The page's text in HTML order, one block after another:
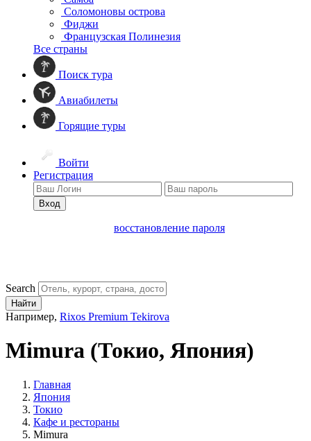
Соломоновы острова
Фиджи
Французская Полинезия
Все страны
Поиск тура
Авиабилеты
Горящие туры
Войти
Регистрация
Вход
восстановление пароля
Search
Найти
Например, Rixos Premium Tekirova
Mimura (Токио, Япония)
Главная
Япония
Токио
Кафе и рестораны
Mimura